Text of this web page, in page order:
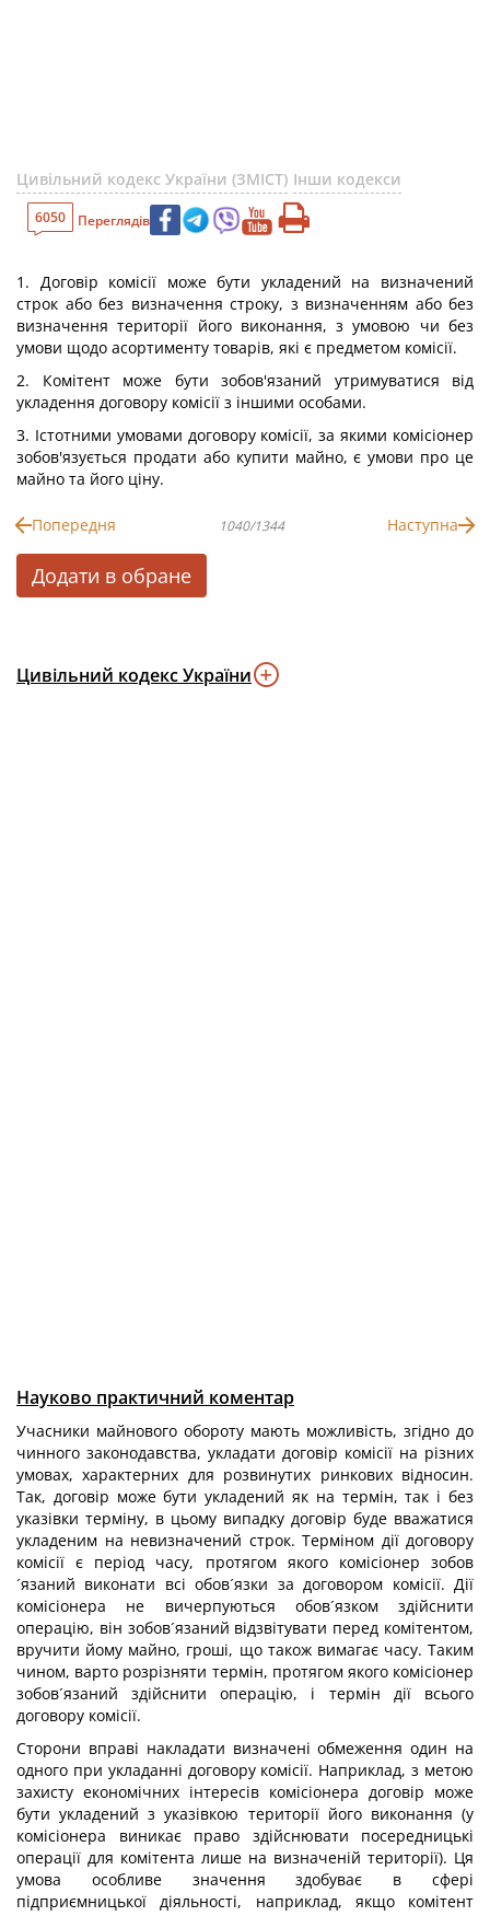
Цивільний кодекс України (ЗМІСТ) Інши кодекси
6050 Переглядів
1. Договір комісії може бути укладений на визначений
строк або без визначення строку, з визначенням або без
визначення території його виконання, з умовою чи без
умови щодо асортименту товарів, які є предметом комісії.
2. Комітент може бути зобов'язаний утримуватися від
укладення договору комісії з іншими особами.
3. Істотними умовами договору комісії, за якими комісіонер
зобов'язується продати або купити майно, є умови про це
майно та його ціну.
Попередня 1040/1344 Наступна
Додати в обране
Цивільний кодекс України
Науково практичний коментар
Учасники майнового обороту мають можливість, згідно до
чинного законодавства, укладати договір комісії на різних
умовах, характерних для розвинутих ринкових відносин.
Так, договір може бути укладений як на термін, так і без
указівки терміну, в цьому випадку договір буде вважатися
укладеним на невизначений строк. Терміном дії договору
комісії є період часу, протягом якого комісіонер зобов
´язаний виконати всі обов´язки за договором комісії. Дії
комісіонера не вичерпуються обов´язком здійснити
операцію, він зобов´язаний відзвітувати перед комітентом,
вручити йому майно, гроші, що також вимагає часу. Таким
чином, варто розрізняти термін, протягом якого комісіонер
зобов´язаний здійснити операцію, і термін дії всього
договору комісії.
Сторони вправі накладати визначені обмеження один на
одного при укладанні договору комісії. Наприклад, з метою
захисту економічних інтересів комісіонера договір може
бути укладений з указівкою території його виконання (у
комісіонера виникає право здійснювати посередницькі
операції для комітента лише на визначеній території). Ця
умова особливе значення здобуває в сфері
підприємницької діяльності, наприклад, якщо комітент